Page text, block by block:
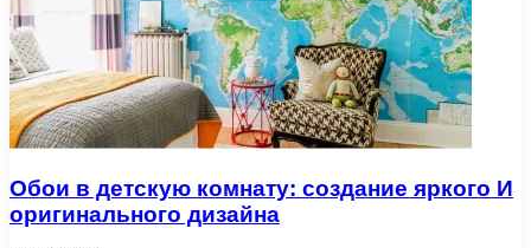
Обои в детскую комнату: создание яркого И
оригинального дизайна